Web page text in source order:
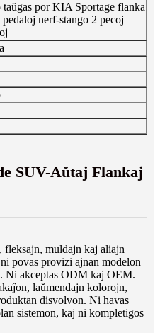
por KIA Sportage flanka
nerf-stango 2 pecoj
SUV-Aŭtaj ​​Flankaj
fleksajn, muldajn kaj aliajn
povas provizi ajnan modelon
Ni akceptas ODM kaj OEM.
laŭmendajn kolorojn,
disvolvon. Ni havas
sistemon, kaj ni kompletigos